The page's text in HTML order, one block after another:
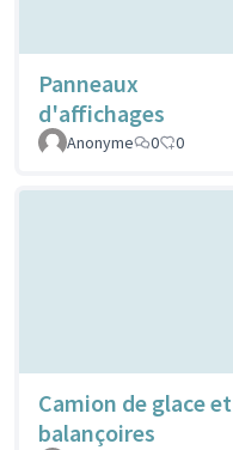
Panneaux
d'affichages
Anonyme
0 0
Camion de glace et
balançoires